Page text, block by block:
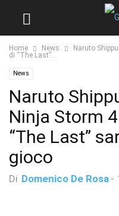
Home News
Naruto
di “The Last”...
News
Naruto
Ninja Storm
“The Last”
gioco
Di Domenico De Rosa -